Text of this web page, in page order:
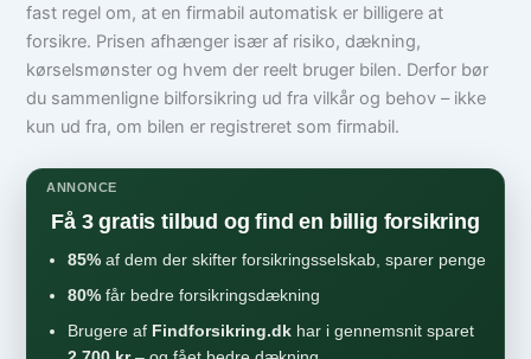
fast regel om, at en firmabil automatisk er billigere at
forsikre. Prisen afhænger især af risiko, dækning,
kørselsmønster og hvem der reelt bruger bilen. Derfor bør
du sammenligne bilforsikring ud fra vilkår og behov – ikke
kun ud fra, om bilen er registreret som firmabil.
ANNONCE
Få 3 gratis tilbud og find en billig forsikring
85% af dem der skifter forsikringsselskab, sparer penge
80% får bedre forsikringsdækning
Brugere af Findforsikring.dk har i gennemsnit sparet